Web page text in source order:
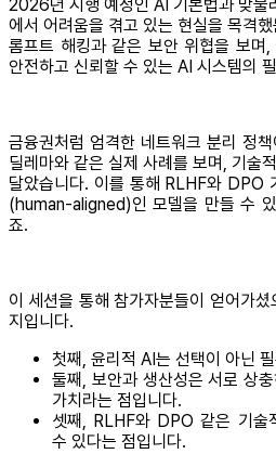
2026년 시행 예정인 AI 기본법과 맞물
에서 어려움을 겪고 있는 현실을 목격
롬프트 해킹과 같은 보안 위협을 보며
안전하고 신뢰할 수 있는 AI 시스템의
금융권처럼 엄격한 네트워크 분리 정
딜레마와 같은 실제 사례를 보며, 기술
달았습니다. 이를 통해 RLHF와 DPO
(human-aligned)인 모델을 만들 수
죠.
이 세션을 통해 참가자분들이 얻어가
지입니다.
첫째, 윤리적 AI는 선택이 아닌
둘째, 보안과 생산성은 서로 상
가치라는 점입니다.
셋째, RLHF와 DPO 같은 기술
수 있다는 점입니다.